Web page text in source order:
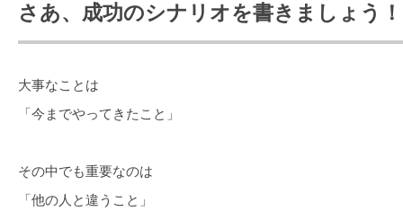
さあ、成功のシナリオを書きましょう！
大事なことは
「今までやってきたこと」
その中でも重要なのは
「他の人と違うこと」